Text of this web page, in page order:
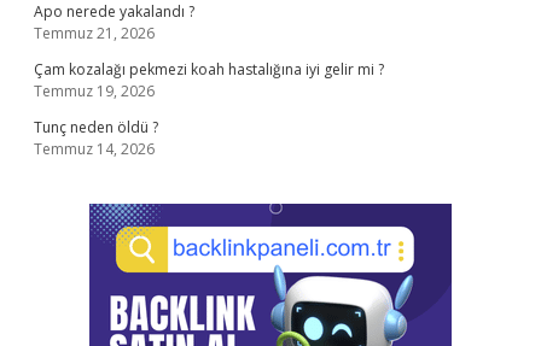
Apo nerede yakalandı ?
Temmuz 21, 2026
Çam kozalağı pekmezi koah hastalığına iyi gelir mi ?
Temmuz 19, 2026
Tunç neden öldü ?
Temmuz 14, 2026